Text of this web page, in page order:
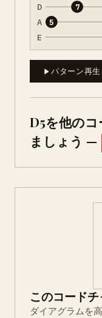
D
A
E
5
7
パターン再生
D5を他の
ましょう —
このコード
ダイアグラムを